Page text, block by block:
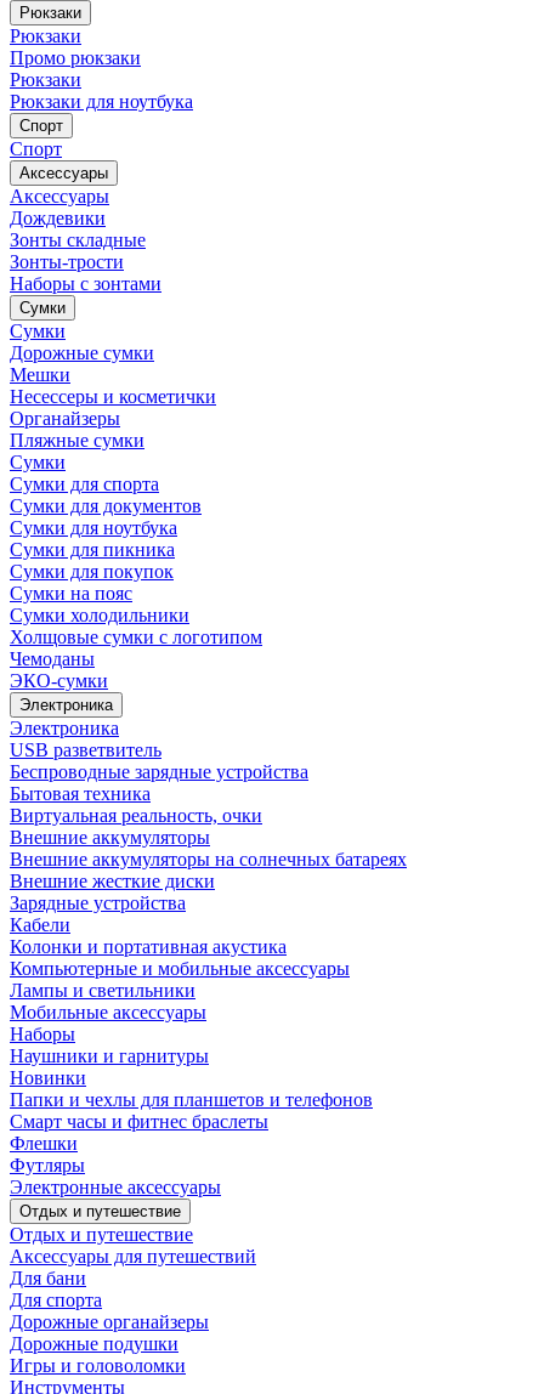
Рюкзаки
Рюкзаки
Промо рюкзаки
Рюкзаки
Рюкзаки для ноутбука
Спорт
Спорт
Аксессуары
Аксессуары
Дождевики
Зонты складные
Зонты-трости
Наборы с зонтами
Сумки
Сумки
Дорожные сумки
Мешки
Несессеры и косметички
Органайзеры
Пляжные сумки
Сумки
Сумки для спорта
Сумки для документов
Сумки для ноутбука
Сумки для пикника
Сумки для покупок
Сумки на пояс
Сумки холодильники
Холщовые сумки с логотипом
Чемоданы
ЭКО-сумки
Электроника
Электроника
USB разветвитель
Беспроводные зарядные устройства
Бытовая техника
Виртуальная реальность, очки
Внешние аккумуляторы
Внешние аккумуляторы на солнечных батареях
Внешние жесткие диски
Зарядные устройства
Кабели
Колонки и портативная акустика
Компьютерные и мобильные аксессуары
Лампы и светильники
Мобильные аксессуары
Наборы
Наушники и гарнитуры
Новинки
Папки и чехлы для планшетов и телефонов
Смарт часы и фитнес браслеты
Флешки
Футляры
Электронные аксессуары
Отдых и путешествие
Отдых и путешествие
Аксессуары для путешествий
Для бани
Для спорта
Дорожные органайзеры
Дорожные подушки
Игры и головоломки
Инструменты